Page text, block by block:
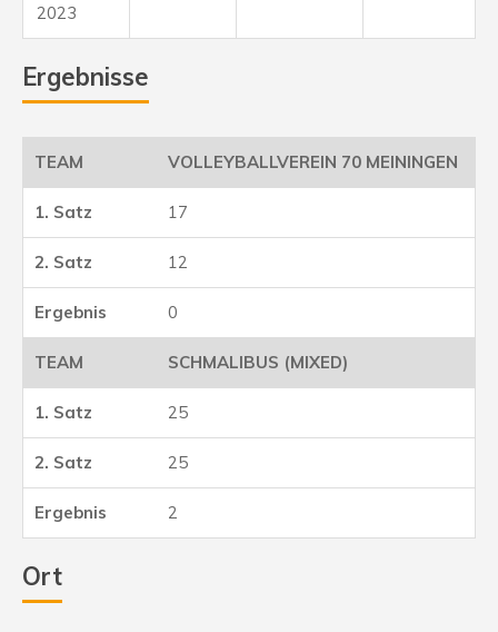
2023
Ergebnisse
VOLLEYBALLVEREIN 70 MEININGEN
17
12
0
SCHMALIBUS (MIXED)
25
25
2
Ort